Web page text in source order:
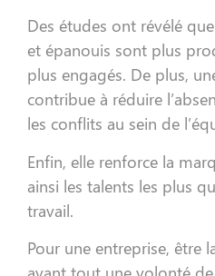
Des études ont révélé
et épanouis sont plus
plus engagés. De plus,
contribue à réduire
les conflits au sein de
Enfin, elle renforce la
ainsi les talents les plus
travail.
Pour une entreprise, être